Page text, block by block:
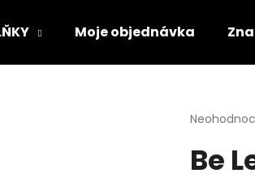
Moje objednávka
Průměrné
produktu
je
Be